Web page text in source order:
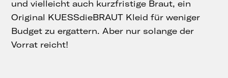
und vielleicht auch kurzfristige Braut, ein
Original KUESSdieBRAUT Kleid für weniger
Budget zu ergattern. Aber nur solange der
Vorrat reicht!